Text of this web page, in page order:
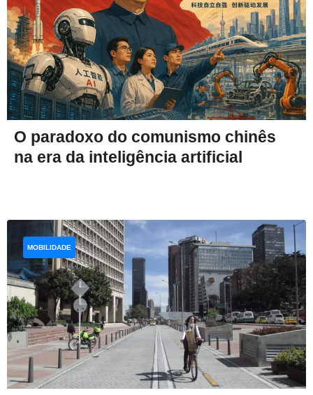
O paradoxo do comunismo chinês
na era da inteligência artificial
MOBILIDADE